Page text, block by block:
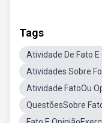
Tags
Atividade De Fato E
Atividades Sobre
Atividade FatoOu
QuestõesSobre